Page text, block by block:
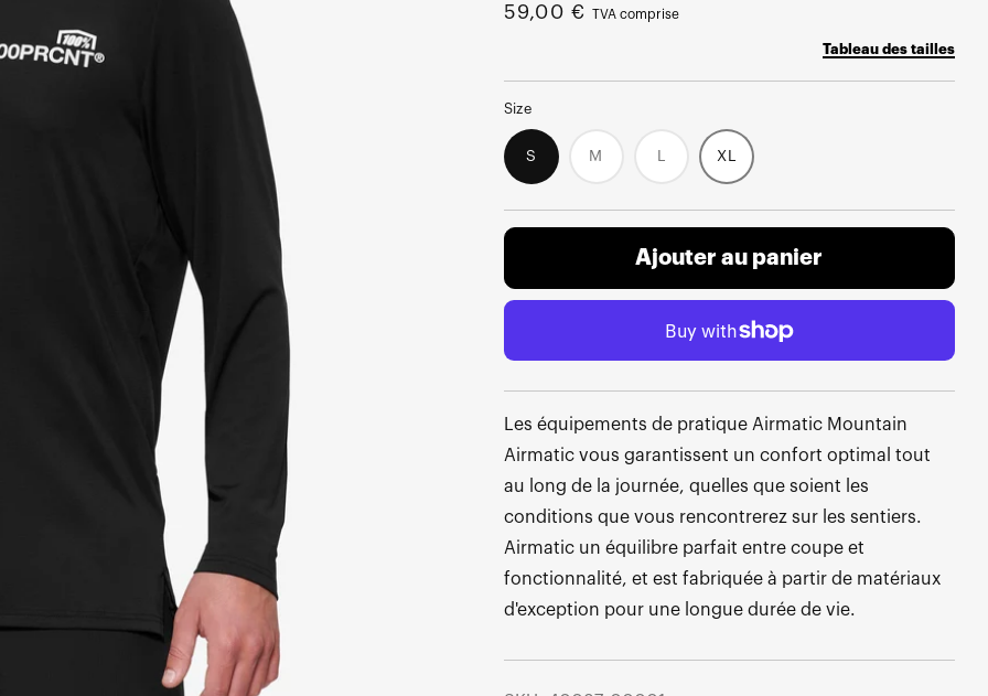
Prix
59,00 € TVA comprise
Tableau des tailles
Size
S MVariant
sold
or
unavailable
L
Variant
sold
or
unavailable
XL
Ajouter au panier
Les équipements de pratique Airmatic Mountain
Airmatic vous garantissent un confort optimal tout
au long de la journée, quelles que soient les
conditions que vous rencontrerez sur les sentiers.
Airmatic un équilibre parfait entre coupe et
fonctionnalité, et est fabriquée à partir de matériaux
d'exception pour une longue durée de vie.